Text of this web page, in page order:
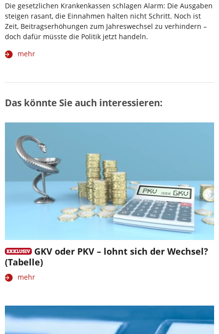
Die gesetzlichen Krankenkassen schlagen Alarm: Die Ausgaben
steigen rasant, die Einnahmen halten nicht Schritt. Noch ist
Zeit, Beitragserhöhungen zum Jahreswechsel zu verhindern –
doch dafür müsste die Politik jetzt handeln.
mehr
Das könnte Sie auch interessieren:
GKV oder PKV – lohnt sich der Wechsel?
(Tabelle)
mehr